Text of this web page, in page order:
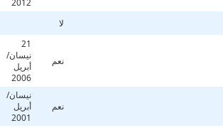
2012
نعم
21
نيسان/
أبريل
2006
نعم
نيسان/
أبريل
2001